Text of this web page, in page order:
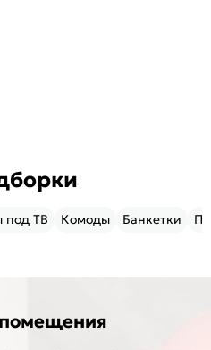
под ТВ Комоды Банкетки